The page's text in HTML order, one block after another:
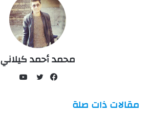
محمد أحمد كيلاني
مقالات ذات صلة